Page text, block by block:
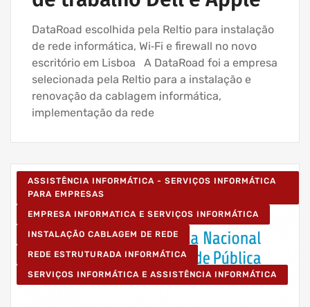
DataRoad escolhida pela Reltio para instalação
de rede informática, Wi‑Fi e firewall no novo
escritório em Lisboa A DataRoad foi a empresa
selecionada pela Reltio para a instalação e
renovação da cablagem informática,
implementação da rede
ASSISTÊNCIA INFORMÁTICA - SERVIÇOS INFORMÁTICA
PARA EMPRESAS
EMPRESA INFORMATICA E SERVIÇOS INFORMÁTICA
INSTALAÇÃO CABLAGEM DE REDE
REDE ESTRUTURADA INFORMÁTICA
SERVIÇOS INFORMÁTICA E ASSISTÊNCIA INFORMÁTICA